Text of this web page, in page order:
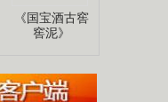
《国宝酒古窖
窖泥》